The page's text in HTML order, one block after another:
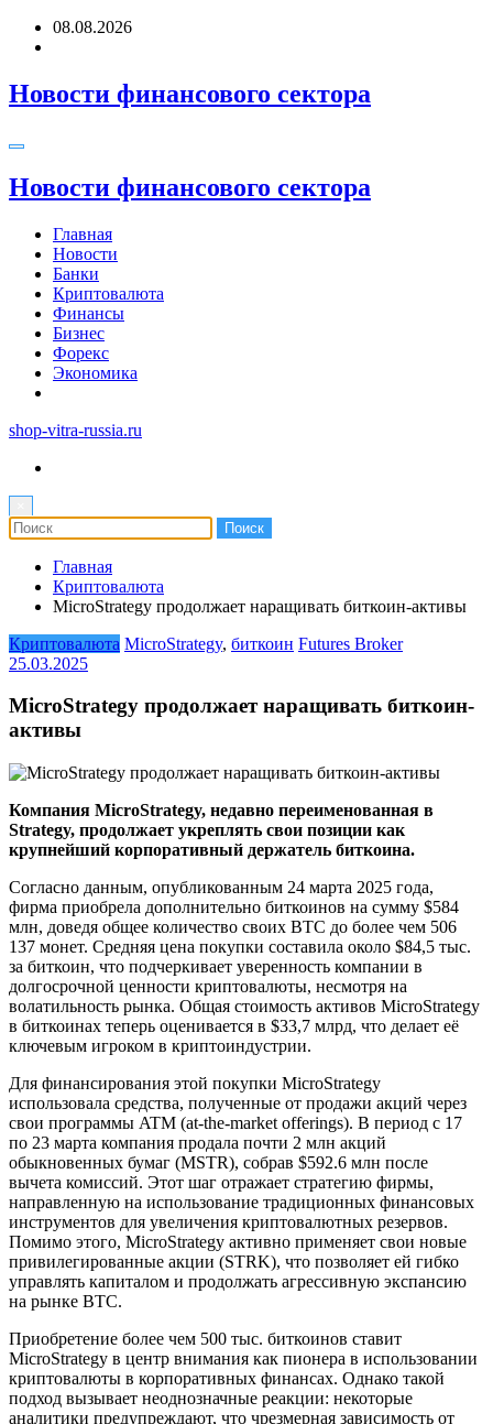
Перейти08.08.2026
Новости финансового сектора
Новости финансового сектора
Главная
Новости
Банки
Криптовалюта
Финансы
Бизнес
Форекс
Экономика
shop-vitra-russia.ru
Главная
Криптовалюта
MicroStrategy продолжает наращивать биткоин-активы
Криптовалюта MicroStrategy, биткоин Futures Broker
25.03.2025
MicroStrategy продолжает наращивать биткоин-
активы
Компания MicroStrategy, недавно переименованная в
Strategy, продолжает укреплять свои позиции как
крупнейший корпоративный держатель биткоина.
Согласно данным, опубликованным 24 марта 2025 года,
фирма приобрела дополнительно биткоинов на сумму $584
млн, доведя общее количество своих BTC до более чем 506
137 монет. Средняя цена покупки составила около $84,5 тыс.
за биткоин, что подчеркивает уверенность компании в
долгосрочной ценности криптовалюты, несмотря на
волатильность рынка. Общая стоимость активов MicroStrategy
в биткоинах теперь оценивается в $33,7 млрд, что делает её
ключевым игроком в криптоиндустрии.
Для финансирования этой покупки MicroStrategy
использовала средства, полученные от продажи акций через
свои программы ATM (at-the-market offerings). В период с 17
по 23 марта компания продала почти 2 млн акций
обыкновенных бумаг (MSTR), собрав $592.6 млн после
вычета комиссий. Этот шаг отражает стратегию фирмы,
направленную на использование традиционных финансовых
инструментов для увеличения криптовалютных резервов.
Помимо этого, MicroStrategy активно применяет свои новые
привилегированные акции (STRK), что позволяет ей гибко
управлять капиталом и продолжать агрессивную экспансию
на рынке BTC.
Приобретение более чем 500 тыс. биткоинов ставит
MicroStrategy в центр внимания как пионера в использовании
криптовалюты в корпоративных финансах. Однако такой
подход вызывает неоднозначные реакции: некоторые
аналитики предупреждают, что чрезмерная зависимость от